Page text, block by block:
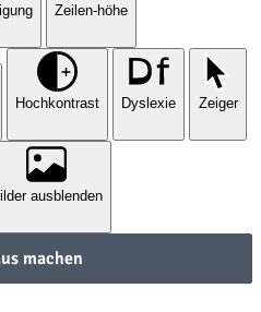
Zeilen-höhe
Hochkontrast Dyslexie Zeiger
ausblenden
machen